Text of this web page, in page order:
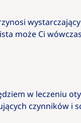
może Ci
w leczeniu
czynników i